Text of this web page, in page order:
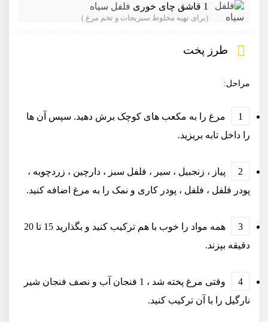
1 قاشق چای خوری فلفل سیاه
(برای تهیه مخلوط سبزیجات و تخم مرغ )
طرز پخت
مراحل:
مرغ را به مکعب های کوچک برش دهید. سپس آن ها
را داخل تابه بریزید.
پیاز ، زنجبیل ، سیر ، فلفل سبز ، دارچین ، زردچوبه ،
پودر فلفل ، فلفل ، پودر کاری و نمک را به مرغ اضافه کنید.
همه مواد را خوب با هم ترکیب کنید و بگذارید 15 تا 20
دقیقه بپزند.
وقتی مرغ پخته شد ، 1 فنجان آب و نصف فنجان شیر
نارگیل را با آن ترکیب کنید.